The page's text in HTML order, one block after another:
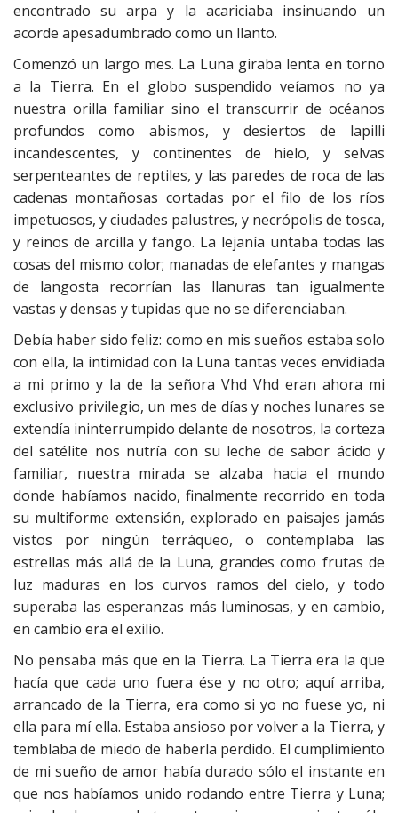
encontrado su arpa y la acariciaba insinuando un
acorde apesadumbrado como un llanto.
Comenzó un largo mes. La Luna giraba lenta en torno
a la Tierra. En el globo suspendido veíamos no ya
nuestra orilla familiar sino el transcurrir de océanos
profundos como abismos, y desiertos de lapilli
incandescentes, y continentes de hielo, y selvas
serpenteantes de reptiles, y las paredes de roca de las
cadenas montañosas cortadas por el filo de los ríos
impetuosos, y ciudades palustres, y necrópolis de tosca,
y reinos de arcilla y fango. La lejanía untaba todas las
cosas del mismo color; manadas de elefantes y mangas
de langosta recorrían las llanuras tan igualmente
vastas y densas y tupidas que no se diferenciaban.
Debía haber sido feliz: como en mis sueños estaba solo
con ella, la intimidad con la Luna tantas veces envidiada
a mi primo y la de la señora Vhd Vhd eran ahora mi
exclusivo privilegio, un mes de días y noches lunares se
extendía ininterrumpido delante de nosotros, la corteza
del satélite nos nutría con su leche de sabor ácido y
familiar, nuestra mirada se alzaba hacia el mundo
donde habíamos nacido, finalmente recorrido en toda
su multiforme extensión, explorado en paisajes jamás
vistos por ningún terráqueo, o contemplaba las
estrellas más allá de la Luna, grandes como frutas de
luz maduras en los curvos ramos del cielo, y todo
superaba las esperanzas más luminosas, y en cambio,
en cambio era el exilio.
No pensaba más que en la Tierra. La Tierra era la que
hacía que cada uno fuera ése y no otro; aquí arriba,
arrancado de la Tierra, era como si yo no fuese yo, ni
ella para mí ella. Estaba ansioso por volver a la Tierra, y
temblaba de miedo de haberla perdido. El cumplimiento
de mi sueño de amor había durado sólo el instante en
que nos habíamos unido rodando entre Tierra y Luna;